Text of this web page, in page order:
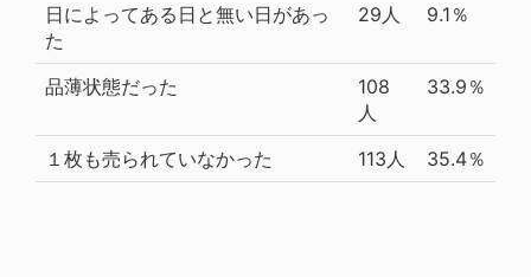
日によってある日と無い日があっ
た
29人 9.1％
品薄状態だった
108
人
33.9％
１枚も売られていなかった 113人 35.4％